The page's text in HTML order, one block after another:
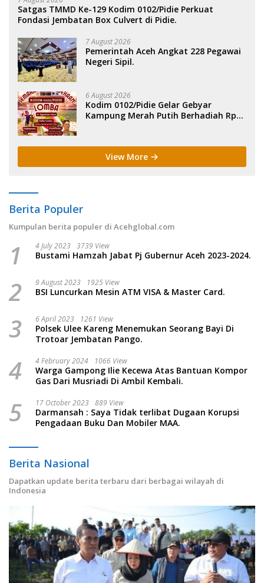
Satgas TMMD Ke-129 Kodim 0102/Pidie Perkuat
Fondasi Jembatan Box Culvert di Pidie.
7 August 2026
Pemerintah Aceh Angkat 228 Pegawai
Negeri Sipil.
6 August 2026
Kodim 0102/Pidie Gelar Gebyar
Kampung Merah Putih Berhadiah Rp
View More
Berita Populer
Kumpulan berita populer di Acehglobal.com
1 4 July 2023 3739 View
Bustami Hamzah Jabat Pj Gubernur Aceh 2023-2024.
2 9 August 2023 1925 View
BSI Luncurkan Mesin ATM VISA & Master Card.
3 6 April 2023 1261 View
Polsek Ulee Kareng Menemukan Seorang Bayi Di
Trotoar Jembatan Pango.
4 4 February 2024 1066 View
Warga Gampong Ilie Kecewa Atas Bantuan Kompor
Gas Dari Musriadi Di Ambil Kembali.
5 17 October 2023 889 View
Darmansah : Saya Tidak terlibat Dugaan Korupsi
Pengadaan Buku Dan Mobiler MAA.
Berita Nasional
Dapatkan update berita terbaru dari berbagai wilayah di
Indonesia